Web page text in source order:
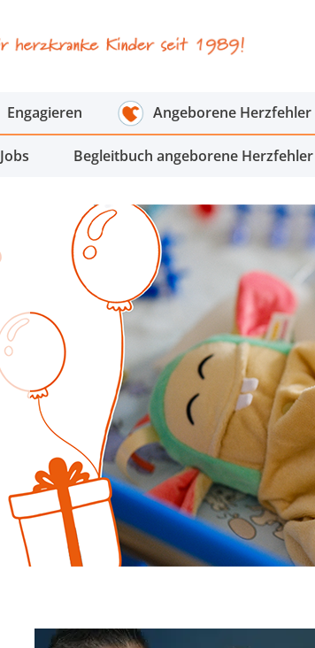
Engagieren Angeborene Herzfehler
Jobs Begleitbuch angeborene Herzfehler